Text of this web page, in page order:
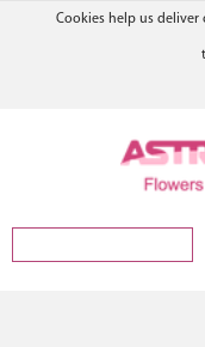
Cookies help us deliver